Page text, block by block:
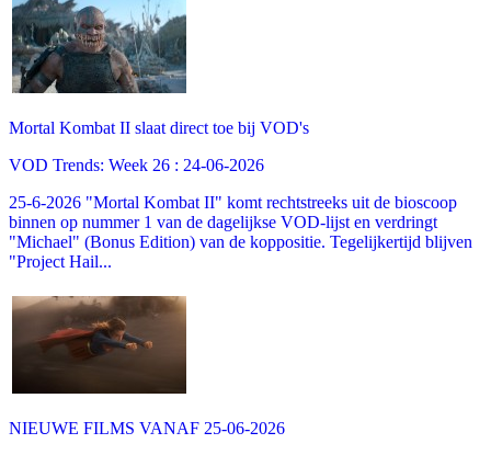
Mortal Kombat II slaat direct toe bij VOD's
VOD Trends: Week 26 : 24-06-2026
25-6-2026 "Mortal Kombat II" komt rechtstreeks uit de bioscoop
binnen op nummer 1 van de dagelijkse VOD-lijst en verdringt
"Michael" (Bonus Edition) van de koppositie. Tegelijkertijd blijven
"Project Hail...
NIEUWE FILMS VANAF 25-06-2026